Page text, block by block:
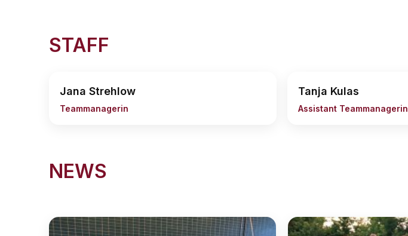
STAFF
Jana Strehlow
Teammanagerin
Tanja Kulas
Assistant Teammanagerin
NEWS